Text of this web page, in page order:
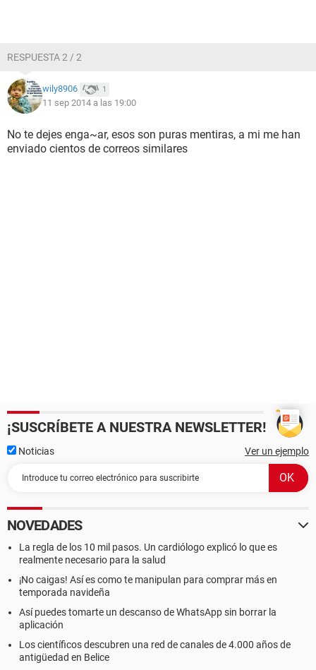
RESPUESTA 2 / 2
wily8906 1
11 sep 2014 a las 19:00
No te dejes enga~ar, esos son puras mentiras, a mi me han
enviado cientos de correos similares
¡SUSCRÍBETE A NUESTRA NEWSLETTER!
Noticias Ver un ejemplo
NOVEDADES
La regla de los 10 mil pasos. Un cardiólogo explicó lo que es
realmente necesario para la salud
¡No caigas! Así es como te manipulan para comprar más en
temporada navideña
Así puedes tomarte un descanso de WhatsApp sin borrar la
aplicación
Los científicos descubren una red de canales de 4.000 años de
antigüedad en Belice